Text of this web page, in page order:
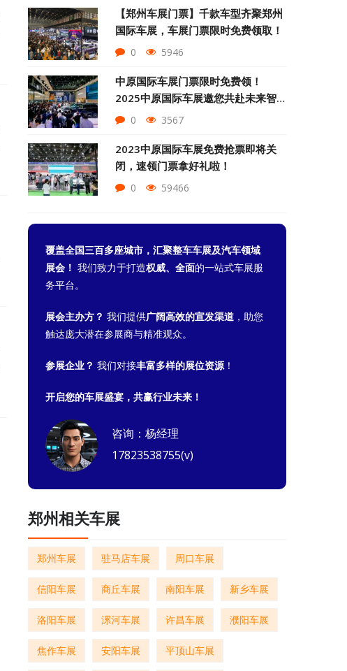
【郑州车展门票】千款车型齐聚郑州
国际车展，车展门票限时免费领取！
0 5946
中原国际车展门票限时免费领！
2025中原国际车展邀您共赴未来智
驾盛宴
0 3567
2023中原国际车展免费抢票即将关
闭，速领门票拿好礼啦！
0 59466
覆盖全国三百多座城市，汇聚整车车展及汽车领域
展会！ 我们致力于打造权威、全面的一站式车展服
务平台。
展会主办方？ 我们提供广阔高效的宣发渠道 ，助您
触达庞大潜在参展商与精准观众。
参展企业？ 我们对接丰富多样的展位资源！
开启您的车展盛宴，共赢行业未来！
咨询：杨经理
17823538755(v)
郑州相关车展
郑州车展 驻马店车展 周口车展
信阳车展 商丘车展 南阳车展 新乡车展
洛阳车展 漯河车展 许昌车展 濮阳车展
焦作车展 安阳车展 平顶山车展